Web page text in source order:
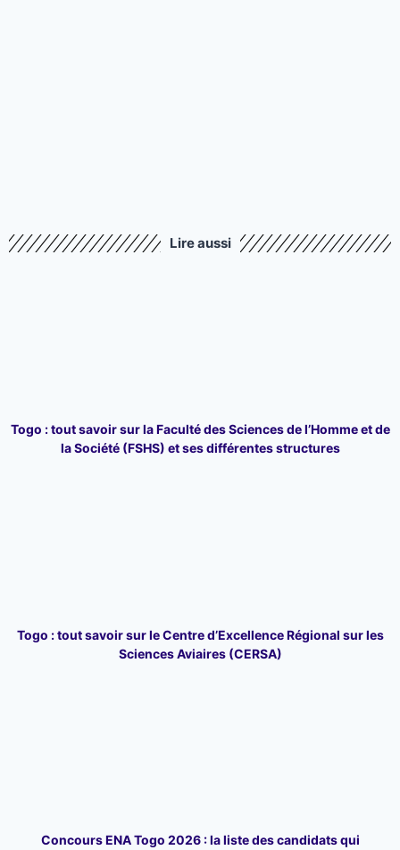
Lire aussi
Togo : tout savoir sur la Faculté des Sciences de l’Homme et de
la Société (FSHS) et ses différentes structures
Togo : tout savoir sur le Centre d’Excellence Régional sur les
Sciences Aviaires (CERSA)
Concours ENA Togo 2026 : la liste des candidats qui